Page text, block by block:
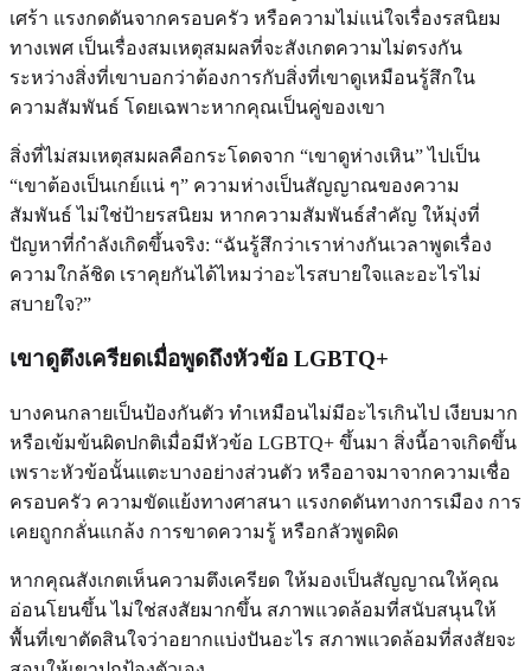
เศร้า แรงกดดันจากครอบครัว หรือความไม่แน่ใจเรื่องรสนิยม
ทางเพศ เป็นเรื่องสมเหตุสมผลที่จะสังเกตความไม่ตรงกัน
ระหว่างสิ่งที่เขาบอกว่าต้องการกับสิ่งที่เขาดูเหมือนรู้สึกใน
ความสัมพันธ์ โดยเฉพาะหากคุณเป็นคู่ของเขา
สิ่งที่ไม่สมเหตุสมผลคือกระโดดจาก “เขาดูห่างเหิน” ไปเป็น
“เขาต้องเป็นเกย์แน่ ๆ” ความห่างเป็นสัญญาณของความ
สัมพันธ์ ไม่ใช่ป้ายรสนิยม หากความสัมพันธ์สำคัญ ให้มุ่งที่
ปัญหาที่กำลังเกิดขึ้นจริง: “ฉันรู้สึกว่าเราห่างกันเวลาพูดเรื่อง
ความใกล้ชิด เราคุยกันได้ไหมว่าอะไรสบายใจและอะไรไม่
สบายใจ?”
เขาดูตึงเครียดเมื่อพูดถึงหัวข้อ LGBTQ+
บางคนกลายเป็นป้องกันตัว ทำเหมือนไม่มีอะไรเกินไป เงียบมาก
หรือเข้มข้นผิดปกติเมื่อมีหัวข้อ LGBTQ+ ขึ้นมา สิ่งนี้อาจเกิดขึ้น
เพราะหัวข้อนั้นแตะบางอย่างส่วนตัว หรืออาจมาจากความเชื่อ
ครอบครัว ความขัดแย้งทางศาสนา แรงกดดันทางการเมือง การ
เคยถูกกลั่นแกล้ง การขาดความรู้ หรือกลัวพูดผิด
หากคุณสังเกตเห็นความตึงเครียด ให้มองเป็นสัญญาณให้คุณ
อ่อนโยนขึ้น ไม่ใช่สงสัยมากขึ้น สภาพแวดล้อมที่สนับสนุนให้
พื้นที่เขาตัดสินใจว่าอยากแบ่งปันอะไร สภาพแวดล้อมที่สงสัยจะ